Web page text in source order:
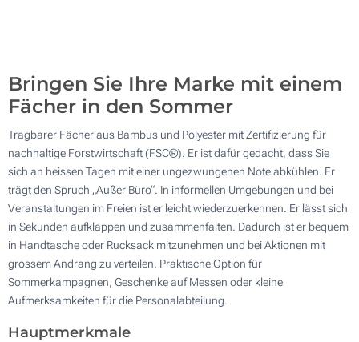
Bringen Sie Ihre Marke mit einem
Fächer in den Sommer
Tragbarer Fächer aus Bambus und Polyester mit Zertifizierung für
nachhaltige Forstwirtschaft (FSC®). Er ist dafür gedacht, dass Sie
sich an heissen Tagen mit einer ungezwungenen Note abkühlen. Er
trägt den Spruch „Außer Büro“. In informellen Umgebungen und bei
Veranstaltungen im Freien ist er leicht wiederzuerkennen. Er lässt sich
in Sekunden aufklappen und zusammenfalten. Dadurch ist er bequem
in Handtasche oder Rucksack mitzunehmen und bei Aktionen mit
grossem Andrang zu verteilen. Praktische Option für
Sommerkampagnen, Geschenke auf Messen oder kleine
Aufmerksamkeiten für die Personalabteilung.
Hauptmerkmale